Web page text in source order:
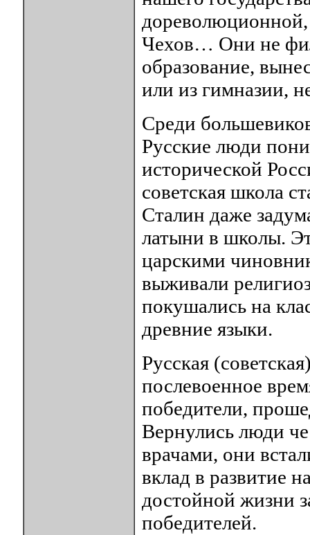
Чехов… Они не
образование,
или из гимназии,
Среди
Русские люди
исторической
советская школа
Сталин даже
латыни в школы.
царскими
выживали
покушались на
древние языки.
Русская
послевоенное
победители,
Вернулись люди
врачами, они
вклад в развитие
достойной жизни
победителей.